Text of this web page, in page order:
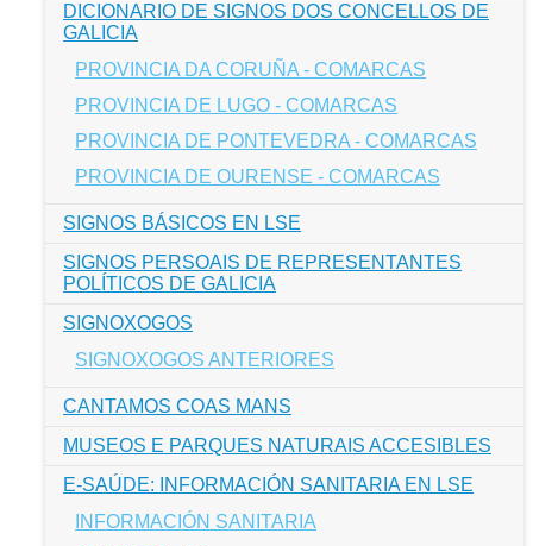
DICIONARIO DE SIGNOS DOS CONCELLOS DE
GALICIA
PROVINCIA DA CORUÑA - COMARCAS
PROVINCIA DE LUGO - COMARCAS
PROVINCIA DE PONTEVEDRA - COMARCAS
PROVINCIA DE OURENSE - COMARCAS
SIGNOS BÁSICOS EN LSE
SIGNOS PERSOAIS DE REPRESENTANTES
POLÍTICOS DE GALICIA
SIGNOXOGOS
SIGNOXOGOS ANTERIORES
CANTAMOS COAS MANS
MUSEOS E PARQUES NATURAIS ACCESIBLES
E-SAÚDE: INFORMACIÓN SANITARIA EN LSE
INFORMACIÓN SANITARIA